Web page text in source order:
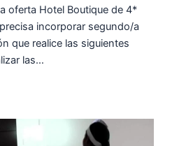
oferta Hotel Boutique de 4*
incorporar segundo/a
que realice las siguientes
las…